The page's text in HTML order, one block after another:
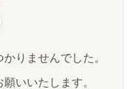
りませんでした。
いいたします。